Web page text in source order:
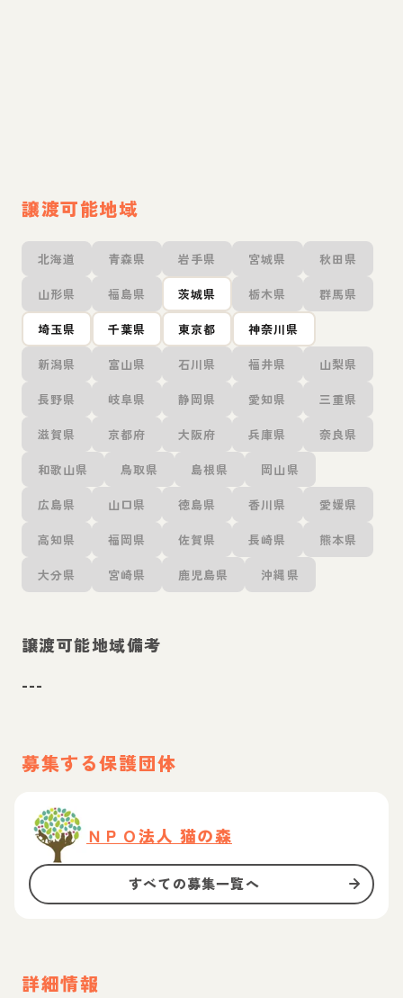
譲渡可能地域
北海道 青森県 岩手県 宮城県 秋田県
山形県 福島県 茨城県 栃木県 群馬県
埼玉県 千葉県 東京都 神奈川県
新潟県 富山県 石川県 福井県 山梨県
長野県 岐阜県 静岡県 愛知県 三重県
滋賀県 京都府 大阪府 兵庫県 奈良県
和歌山県 鳥取県 島根県 岡山県
広島県 山口県 徳島県 香川県 愛媛県
高知県 福岡県 佐賀県 長崎県 熊本県
大分県 宮崎県 鹿児島県 沖縄県
譲渡可能地域備考
---
募集する保護団体
ＮＰＯ法人 猫の森
すべての募集一覧へ
詳細情報